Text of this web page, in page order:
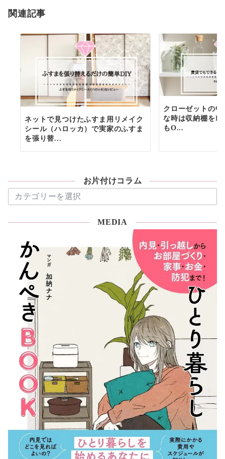
関連記事
ネットで見つけたふすま用リメイク
シール（ハロッカ）で実家のふすま
を張り替...
クローゼットの
な時は収納棚を
もO...
お片付けコラム
片
MEDIA